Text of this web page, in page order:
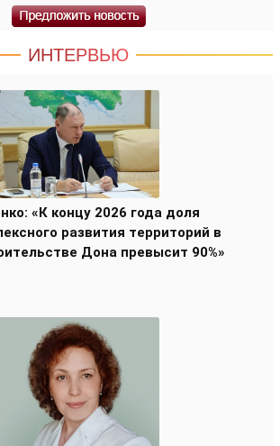
ИНТЕРВЬЮ
«К концу 2026 года доля
развития территорий в
Дона превысит 90%»